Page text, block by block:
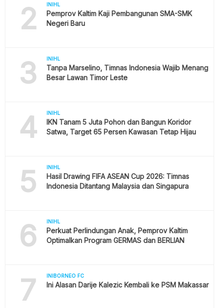
2 INIHL
Pemprov Kaltim Kaji Pembangunan SMA-SMK
Negeri Baru
3 INIHL
Tanpa Marselino, Timnas Indonesia Wajib Menang
Besar Lawan Timor Leste
4 INIHL
IKN Tanam 5 Juta Pohon dan Bangun Koridor
Satwa, Target 65 Persen Kawasan Tetap Hijau
5 INIHL
Hasil Drawing FIFA ASEAN Cup 2026: Timnas
Indonesia Ditantang Malaysia dan Singapura
6 INIHL
Perkuat Perlindungan Anak, Pemprov Kaltim
Optimalkan Program GERMAS dan BERLIAN
7 INIBORNEO FC
Ini Alasan Darije Kalezic Kembali ke PSM Makassar